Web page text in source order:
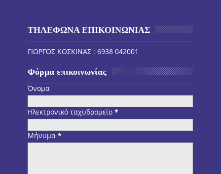
ΤΗΛΕΦΩΝΑ ΕΠΙΚΟΙΝΩΝΙΑΣ
ΓΙΩΡΓΟΣ ΚΟΣΚΙΝΑΣ : 6938 042001
Φόρμα επικοινωνίας
Όνομα
Ηλεκτρονικό ταχυδρομείο*
Μήνυμα*